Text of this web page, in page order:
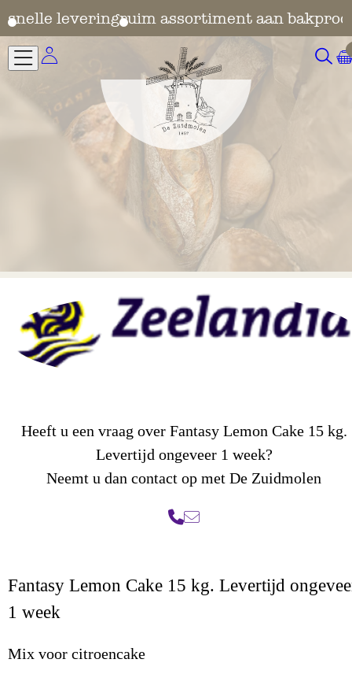
snelle leveringruim assortiment aan
Heeft u een vraag over Fantasy Lemon Cake 15 kg.
Levertijd ongeveer 1 week?
Neemt u dan contact op met De Zuidmolen
Fantasy Lemon Cake 15 kg. Levertijd
1 week
Mix voor citroencake